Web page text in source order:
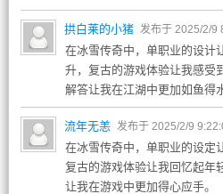
拱白莱的小猪 发布于 2025/2/9
在冰雪传奇中，单职业的设计
升，复古的游戏体验让我感受
解答让我在江湖中更加如鱼得
流年无恙 发布于 2025/2/9
在冰雪传奇中，单职业的设定
复古的游戏体验让我回忆起年
让我在游戏中更加得心应手。